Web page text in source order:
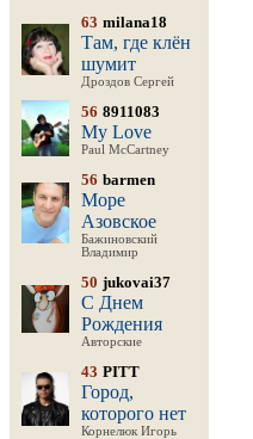
63 milana18
Там, где клён
шумит
Дроздов Сергей
56 8911083
My Love
Paul McCartney
56 barmen
Море
Азовское
Бажиновский
Владимир
50 jukovai37
С Днем
Рождения
Авторские
43 PITT
Город,
которого нет
Корнелюк Игорь